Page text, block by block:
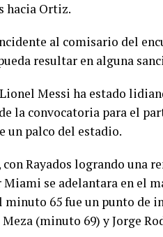
hacia Ortiz.
al comisario del
resultar en alguna
Messi ha estado
la convocatoria para el
un palco del estadio.
Rayados logrando una
se adelantara en el
65 fue un punto de
(minuto 69) y Jorge